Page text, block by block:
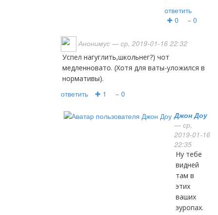
ответить
✚ 0
− 0
Анонимус — ср, 2019-01-16 22:32
Успел нагуглить,школьнег?) чот
медленновато. (Хотя для ваты-уложился в
нормативы).
ответить ✚ 1 − 0
Джон Доу
— ср,
2019-01-16
22:35
ну тебе
видней
там в
этих
ваших
эуропах.